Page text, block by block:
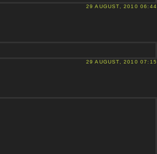
29 AUGUST, 2010 06:44
29 AUGUST, 2010 07:15